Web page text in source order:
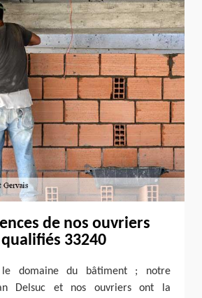
de nos ouvriers
33240
le domaine du bâtiment ; notre
Delsuc et nos ouvriers ont la